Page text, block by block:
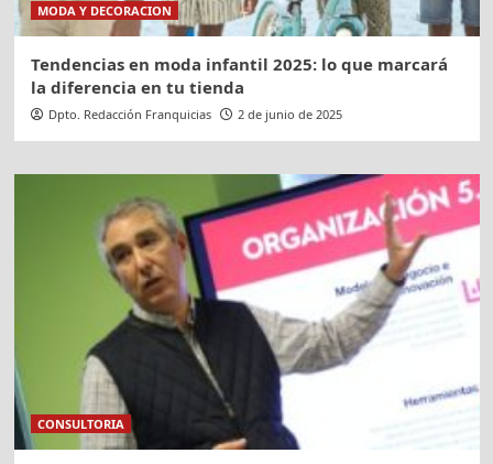
MODA Y DECORACION
Tendencias en moda infantil 2025: lo que marcará
la diferencia en tu tienda
Dpto. Redacción Franquicias 2 de junio de 2025
CONSULTORIA